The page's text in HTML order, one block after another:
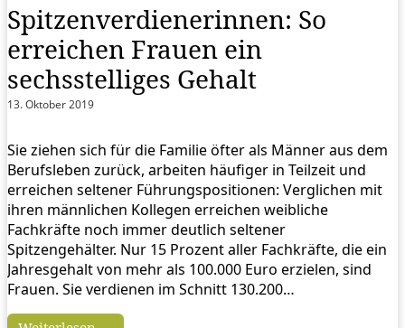
Spitzenverdienerinnen: So
erreichen Frauen ein
sechsstelliges Gehalt
13. Oktober 2019
Sie ziehen sich für die Familie öfter als Männer aus dem
Berufsleben zurück, arbeiten häufiger in Teilzeit und
erreichen seltener Führungspositionen: Verglichen mit
ihren männlichen Kollegen erreichen weibliche
Fachkräfte noch immer deutlich seltener
Spitzengehälter. Nur 15 Prozent aller Fachkräfte, die ein
Jahresgehalt von mehr als 100.000 Euro erzielen, sind
Frauen. Sie verdienen im Schnitt 130.200…